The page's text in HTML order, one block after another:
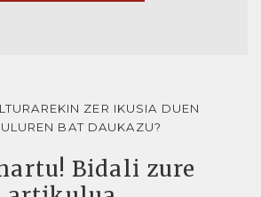
ZER IKUSIA DUEN
BAT DAUKAZU?
Bidali zure